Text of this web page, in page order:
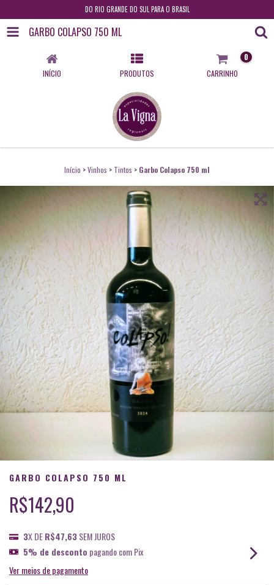
DO RIO GRANDE DO SUL PARA O BRASIL
GARBO COLAPSO 750 ML
INÍCIO PRODUTOS CARRINHO
0
Início >Vinhos > Tintos > Garbo Colapso 750 ml
GARBO COLAPSO 750 ML
R$142,90
3X DER$47,63SEM JUROS
5% de desconto pagando com Pix
Ver meios de pagamento